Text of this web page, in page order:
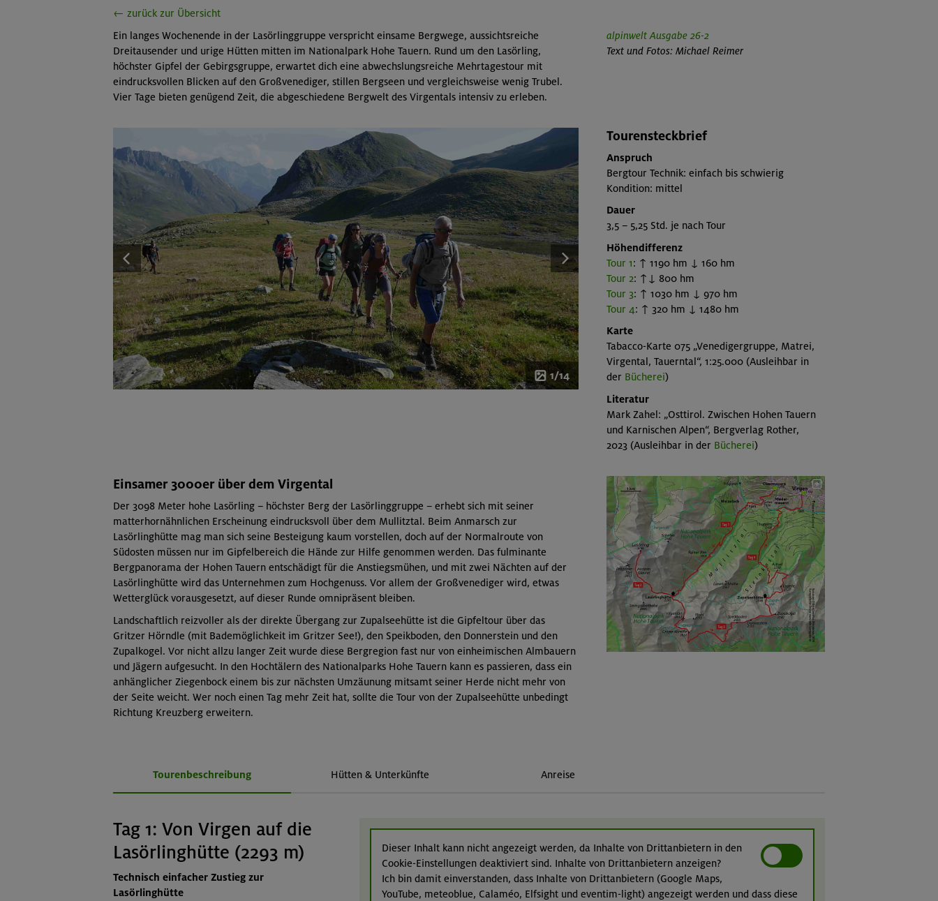
← zurück zur Übersicht
Ein langes Wochenende in der Lasörlinggruppe verspricht einsame Bergwege, aussichtsreiche
Dreitausender und urige Hütten mitten im Nationalpark Hohe Tauern. Rund um den Lasörling,
höchster Gipfel der Gebirgsgruppe, erwartet dich eine abwechslungsreiche Mehrtagestour mit
eindrucksvollen Blicken auf den Großvenediger, stillen Bergseen und vergleichsweise wenig Trubel.
Vier Tage bieten genügend Zeit, die abgeschiedene Bergwelt des Virgentals intensiv zu erleben.
alpinwelt Ausgabe 26-2
Text und Fotos: Michael Reimer
1/14
Tourensteckbrief
Anspruch
Bergtour Technik: einfach bis schwierig
Kondition: mittel
Dauer
3,5 – 5,25 Std. je nach Tour
Höhendifferenz
Tour 1: ↑ 1190 hm ↓ 160 hm
Tour 2: ↑↓ 800 hm
Tour 3: ↑ 1030 hm ↓ 970 hm
Tour 4: ↑ 320 hm ↓ 1480 hm
Karte
Tabacco-Karte 075 „Venedigergruppe, Matrei,
Virgental, Tauerntal“, 1:25.000 (Ausleihbar in
der Bücherei)
Literatur
Mark Zahel: „Osttirol. Zwischen Hohen Tauern
und Karnischen Alpen“, Bergverlag Rother,
2023 (Ausleihbar in der Bücherei)
Einsamer 3000er über dem Virgental
Der 3098 Meter hohe Lasörling – höchster Berg der Lasörlinggruppe – erhebt sich mit seiner
matterhornähnlichen Erscheinung eindrucksvoll über dem Mullitztal. Beim Anmarsch zur
Lasörlinghütte mag man sich seine Besteigung kaum vorstellen, doch auf der Normalroute von
Südosten müssen nur im Gipfelbereich die Hände zur Hilfe genommen werden. Das fulminante
Bergpanorama der Hohen Tauern entschädigt für die Anstiegsmühen, und mit zwei Nächten auf der
Lasörlinghütte wird das Unternehmen zum Hochgenuss. Vor allem der Großvenediger wird, etwas
Wetterglück vorausgesetzt, auf dieser Runde omnipräsent bleiben.
Landschaftlich reizvoller als der direkte Übergang zur Zupalseehütte ist die Gipfeltour über das
Gritzer Hörndle (mit Bademöglichkeit im Gritzer See!), den Speikboden, den Donnerstein und den
Zupalkogel. Vor nicht allzu langer Zeit wurde diese Bergregion fast nur von einheimischen Almbauern
und Jägern aufgesucht. In den Hochtälern des Nationalparks Hohe Tauern kann es passieren, dass ein
anhänglicher Ziegenbock einem bis zur nächsten Umzäunung mitsamt seiner Herde nicht mehr von
der Seite weicht. Wer noch einen Tag mehr Zeit hat, sollte die Tour von der Zupalseehütte unbedingt
Richtung Kreuzberg erweitern.
Tourenbeschreibung Hütten & Unterkünfte Anreise
Tag 1: Von Virgen auf die
Lasörlinghütte (2293 m)
Technisch einfacher Zustieg zur
Lasörlinghütte
Dieser Inhalt kann nicht angezeigt werden, da Inhalte von Drittanbietern in den
Cookie-Einstellungen deaktiviert sind. Inhalte von Drittanbietern anzeigen?
Ich bin damit einverstanden, dass Inhalte von Drittanbietern (Google Maps,
YouTube, meteoblue, Calaméo, Elfsight und eventim-light) angezeigt werden und dass diese